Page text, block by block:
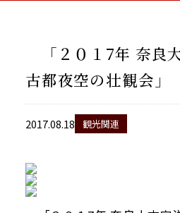
ご利用案内
当館について
当館について
「２０１7年 奈良
古都夜空の
2017.08.18 観光関連